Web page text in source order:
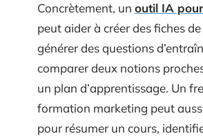
Concrètement, un outil IA
peut aider à créer des fiches
générer des questions
comparer deux notions
un plan d’apprentissage. Un
formation marketing peut
pour résumer un cours,